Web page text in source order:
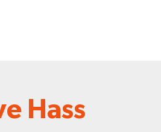
Hass